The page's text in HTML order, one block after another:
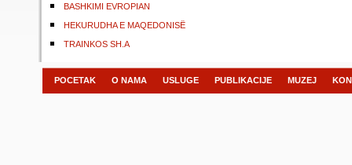
BASHKIMI EVROPIAN
HEKURUDHA E MAQEDONISË
TRAINKOS SH.A
POCETAK O NAMA USLUGE PUBLIKACIJE MUZEJ